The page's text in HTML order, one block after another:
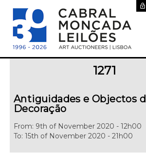
lock_open
1271
Antiguidades e Objectos
Decoração
From: 9th of November 2020 - 12h00
To: 15th of November 2020 - 21h00